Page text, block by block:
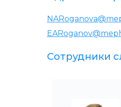
Сотрудники